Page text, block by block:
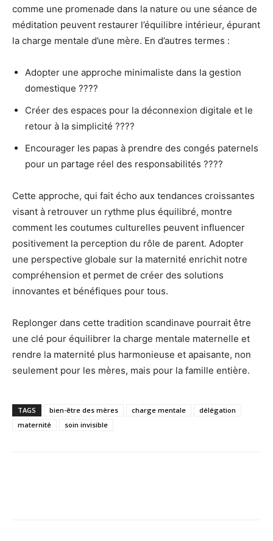
comme une promenade dans la nature ou une séance de
méditation peuvent restaurer l’équilibre intérieur, épurant
la charge mentale d’une mère. En d’autres termes :
Adopter une approche minimaliste dans la gestion
domestique ????
Créer des espaces pour la déconnexion digitale et le
retour à la simplicité ????
Encourager les papas à prendre des congés paternels
pour un partage réel des responsabilités ????
Cette approche, qui fait écho aux tendances croissantes
visant à retrouver un rythme plus équilibré, montre
comment les coutumes culturelles peuvent influencer
positivement la perception du rôle de parent. Adopter
une perspective globale sur la maternité enrichit notre
compréhension et permet de créer des solutions
innovantes et bénéfiques pour tous.
Replonger dans cette tradition scandinave pourrait être
une clé pour équilibrer la charge mentale maternelle et
rendre la maternité plus harmonieuse et apaisante, non
seulement pour les mères, mais pour la famille entière.
TAGS bien-être des mères charge mentale
délégation
maternité
soin invisible